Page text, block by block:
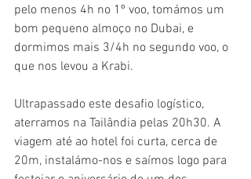
pelo menos 4h no 1º voo, tomámos um
bom pequeno almoço no Dubai, e
dormimos mais 3/4h no segundo voo, o
que nos levou a Krabi.
Ultrapassado este desafio logístico,
aterramos na Tailândia pelas 20h30. A
viagem até ao hotel foi curta, cerca de
20m, instalámo-nos e saímos logo para